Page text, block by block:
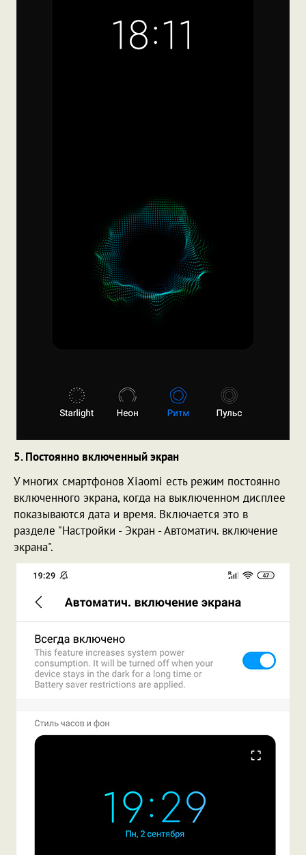
5. Постоянно включенный экран
У многих смартфонов Xiaomi есть режим постоянно
включенного экрана, когда на выключенном дисплее
показываются дата и время. Включается это в
разделе "Настройки - Экран - Автоматич. включение
экрана".